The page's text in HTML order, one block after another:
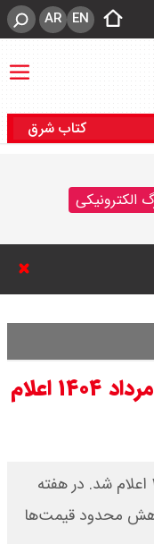
EN
AR
کتاب شرق
الکترونیکی
قیمت خودرو امروز شنبه ۱۷ مرداد
/ قیمت اطلس چند؟ +
شنبه ۱۷ مرداد ۱۴۰۵ / قیمت دنا چند ؟
قیمت سیمان امروز شنبه ۱۱ مرداد ۱۴۰۴ اعلام
قیمت سیمان عمده امروز ۱۱ مرداد ۱۴۰۴ اعلام شد. در هفته
محدود قیمت‌ها